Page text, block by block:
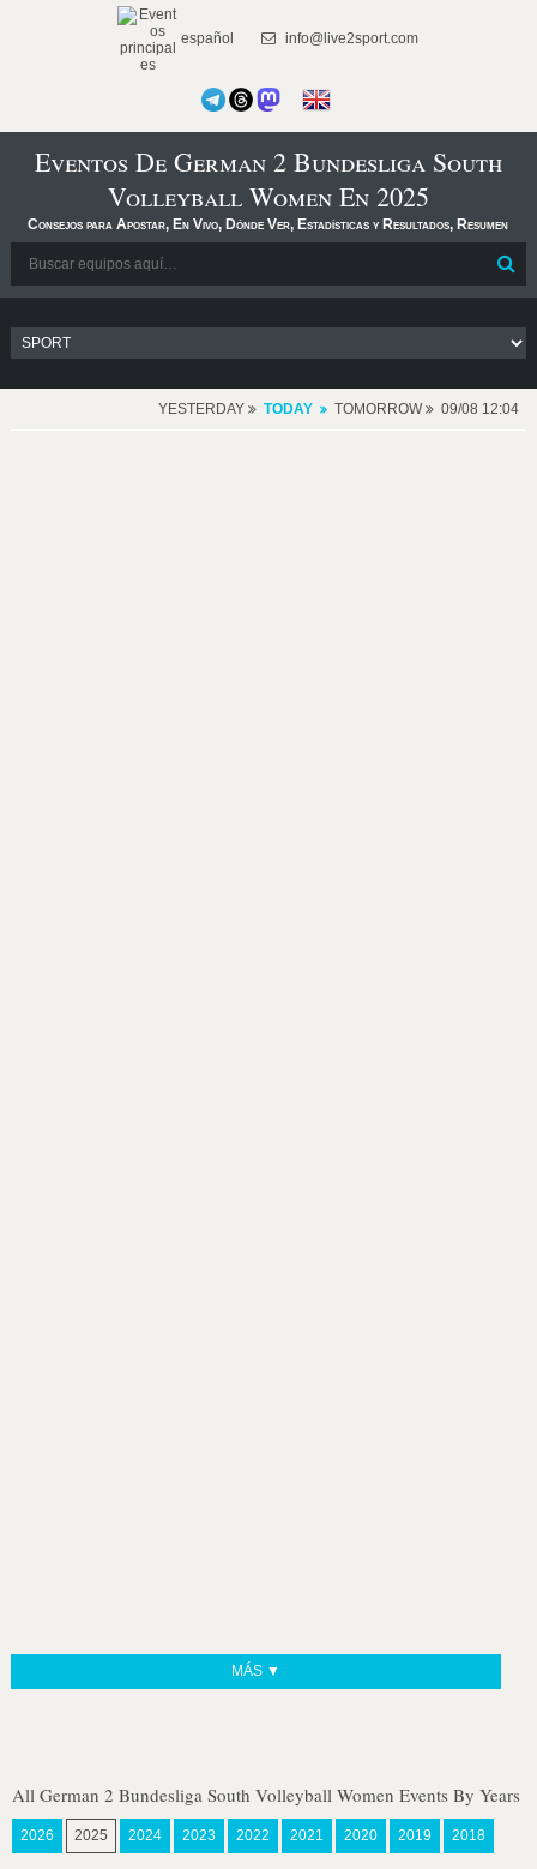
español info@live2sport.com
Eventos De German 2 Bundesliga South
Volleyball Women En 2025
Consejos para Apostar, En Vivo, Dónde Ver, Estadísticas y Resultados, Resumen
YESTERDAY TODAY TOMORROW 09/08 12:04
MÁS ▼
All German 2 Bundesliga South Volleyball Women Events By Years
2026 2025 2024 2023 2022 2021 2020 2019 2018